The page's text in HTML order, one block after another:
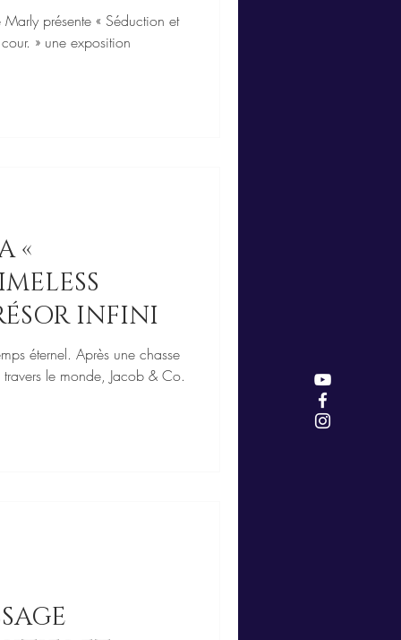
présente « Séduction et
» une exposition
«
INFINI
éternel. Après une chasse
le monde, Jacob & Co.